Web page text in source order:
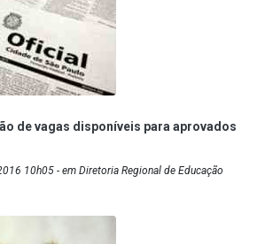
de vagas disponíveis para aprovados
10h05 - em Diretoria Regional de Educação